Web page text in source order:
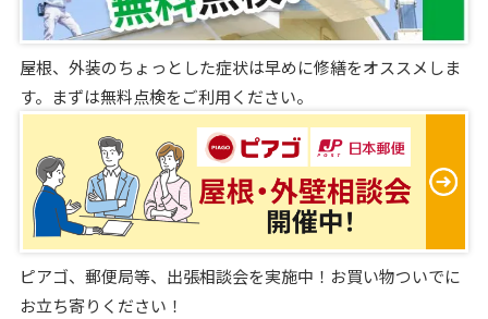
屋根、外装のちょっとした症状は早めに修繕をオススメしま
す。まずは無料点検をご利用ください。
ピアゴ、郵便局等、出張相談会を実施中！お買い物ついでに
お立ち寄りください！